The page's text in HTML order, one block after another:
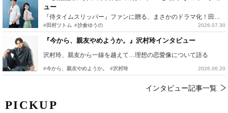
PICKUP
ュー
『侍タイムスリッパー』ファンに贈る、まさかのドラマ化！田村ツトム×沙倉ゆうのが語る『心配無用ノ介』撮影秘話
#田村ツトム #沙倉ゆうの 2026.07.30
『今から、親友やめようか。』沢村玲インタビュー
沢村玲、親友から一線を越えて…理想の恋愛像について語る
#今から、親友やめようか。 #沢村玲 2026.06.20
インタビュー記事一覧